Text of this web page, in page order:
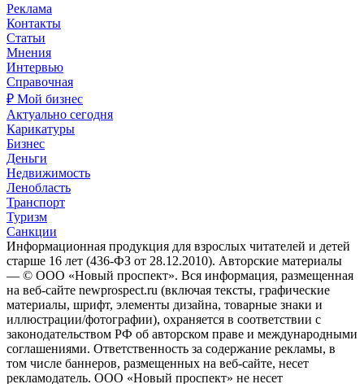
Реклама
Контакты
Статьи
Мнения
Интервью
Справочная
₽ Мой бизнес
Актуально сегодня
Карикатуры
Бизнес
Деньги
Недвижимость
Ленобласть
Транспорт
Туризм
Санкции
Информационная продукция для взрослых читателей и детей
старше 16 лет (436-ФЗ от 28.12.2010). Авторские материалы
— © ООО «Новый проспект». Вся информация, размещенная
на веб-сайте newprospect.ru (включая тексты, графические
материалы, шрифт, элементы дизайна, товарные знаки и
иллюстрации/фотографии), охраняется в соответствии с
законодательством РФ об авторском праве и международными
соглашениями. Ответственность за содержание рекламы, в
том числе баннеров, размещенных на веб-сайте, несет
рекламодатель. ООО «Новый проспект» не несет